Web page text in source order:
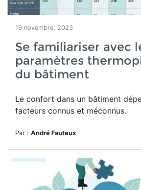
19 novembre, 2023
Se familiariser avec
paramètres
du bâtiment
Le confort dans un bâtiment
facteurs connus et méconnus.
Par : André Fauteux